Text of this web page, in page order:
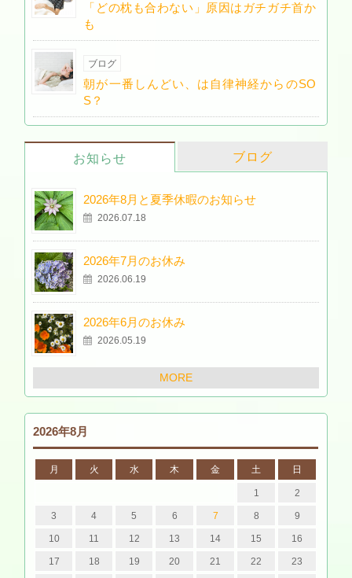
「どの枕も合わない」原因はガチガチ首か
も
ブログ
朝が一番しんどい、は自律神経からのSO
S？
お知らせ ブログ
2026年8月と夏季休暇のお知らせ
2026.07.18
2026年7月のお休み
2026.06.19
2026年6月のお休み
2026.05.19
MORE
2026年8月
月 火 水 木 金 土 日
1 2
3 4 5 6 7 8 9
10 11 12 13 14 15 16
17 18 19 20 21 22 23